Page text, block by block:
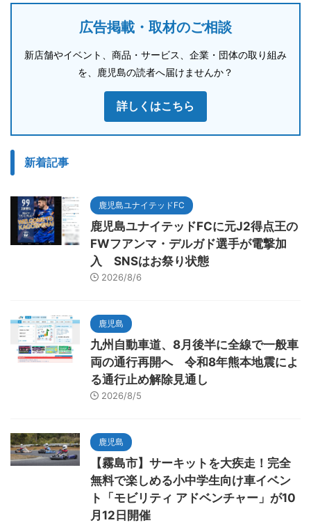
広告掲載・取材のご相談
新店舗やイベント、商品・サービス、企業・団体の取り組み
を、鹿児島の読者へ届けませんか？
詳しくはこちら
新着記事
鹿児島ユナイテッドFC
鹿児島ユナイテッドFCに元J2得点王の
FWフアンマ・デルガド選手が電撃加
入 SNSはお祭り状態
2026/8/6
鹿児島
九州自動車道、8月後半に全線で一般車
両の通行再開へ 令和8年熊本地震によ
る通行止め解除見通し
2026/8/5
鹿児島
【霧島市】サーキットを大疾走！完全
無料で楽しめる小中学生向け車イベン
ト「モビリティ アドベンチャー」が10
月12日開催